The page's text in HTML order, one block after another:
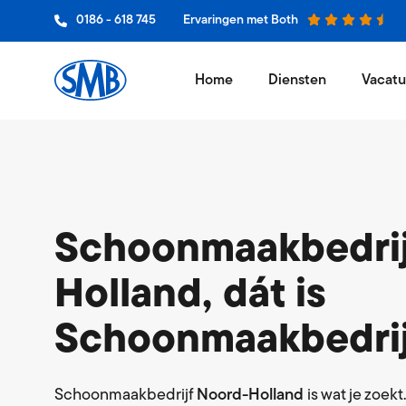
0186 - 618 745 Ervaringen met Both
Home Diensten
Holland, dát is
Schoonmaakbedrijf Noord-Holland is wat je